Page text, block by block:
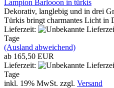
Lampion Barlooon in türkis
Dekorativ, langlebig und in drei
Türkis bringt charmantes Licht in
Lieferzeit:
Tage
(Ausland abweichend)
ab 165,50 EUR
Lieferzeit:
Tage
inkl. 19% MwSt. zzgl. Versand